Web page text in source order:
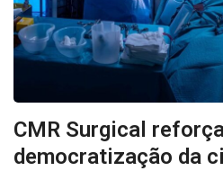
CMR Surgical
democratização da